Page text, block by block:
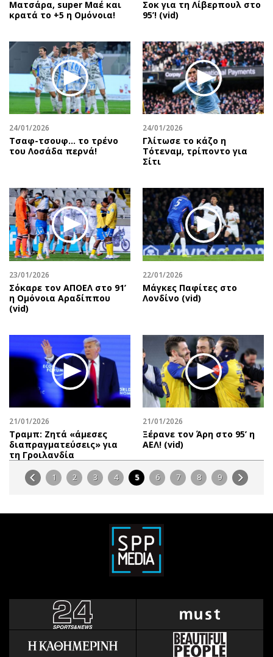
Mατσάρα, super Μαέ και
κρατά το +5 η Ομόνοια!
Σοκ για τη Λίβερπουλ στο
95’! (vid)
24/01/2026
Τσαφ-τσουφ… το τρένο
του Λοσάδα περνά!
24/01/2026
Γλίτωσε το κάζο η
Τότεναμ, τρίποντο για
Σίτι
23/01/2026
Σόκαρε τον ΑΠΟΕΛ στο 91’
η Ομόνοια Αραδίππου
(vid)
22/01/2026
Μάγκες Παφίτες στο
Λονδίνο (vid)
21/01/2026
Τραμπ: Ζητά «άμεσες
διαπραγματεύσεις» για
τη Γροιλανδία
21/01/2026
Ξέρανε τον Άρη στο 95’ η
ΑΕΛ! (vid)
1 2 3 4 5 6 7 8 9